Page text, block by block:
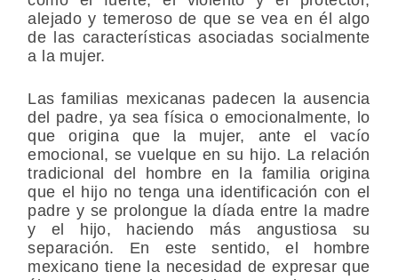
alejado y temeroso de que se vea en él algo
de las características asociadas socialmente
a la mujer.
Las familias mexicanas padecen la ausencia
del padre, ya sea física o emocionalmente, lo
que origina que la mujer, ante el vacío
emocional, se vuelque en su hijo. La relación
tradicional del hombre en la familia origina
que el hijo no tenga una identificación con el
padre y se prolongue la díada entre la madre
y el hijo, haciendo más angustiosa su
separación. En este sentido, el hombre
mexicano tiene la necesidad de expresar que